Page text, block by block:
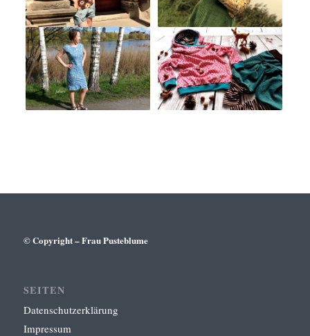
© Copyright – Frau Pusteblume
SEITEN
Datenschutzerklärung
Impressum